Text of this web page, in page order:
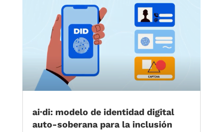
ai·di: modelo de identidad digital
auto-soberana para la inclusión